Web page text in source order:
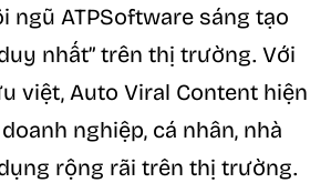
ngũ ATPSoftware sáng tạo
nhất” trên thị trường. Với
việt, Auto Viral Content hiện
nghiệp, cá nhân, nhà
rộng rãi trên thị trường.